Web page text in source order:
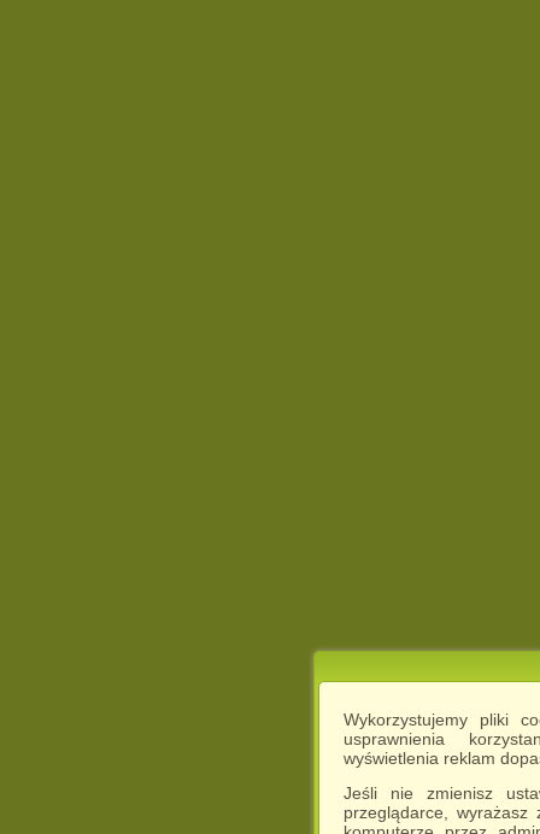
Wykorzystujemy pliki
usprawnienia
wyświetlenia reklam
Jeśli nie zmienisz
przeglądarce,